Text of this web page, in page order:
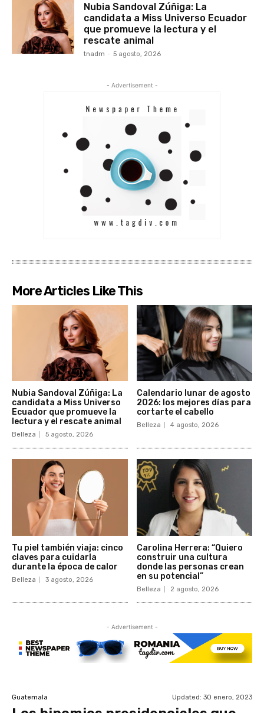
Nubia Sandoval Zúñiga: La
candidata a Miss Universo Ecuador
que promueve la lectura y el
rescate animal
tnadm - 5 agosto, 2026
- Advertisement -
More Articles Like This
Nubia Sandoval Zúñiga: La
candidata a Miss Universo
Ecuador que promueve la
lectura y el rescate animal
Belleza 5 agosto, 2026
Calendario lunar de agosto
2026: los mejores días para
cortarte el cabello
Belleza 4 agosto, 2026
Tu piel también viaja: cinco
claves para cuidarla
durante la época de calor
Belleza 3 agosto, 2026
Carolina Herrera: “Quiero
construir una cultura
donde las personas crean
en su potencial”
Belleza 2 agosto, 2026
- Advertisement -